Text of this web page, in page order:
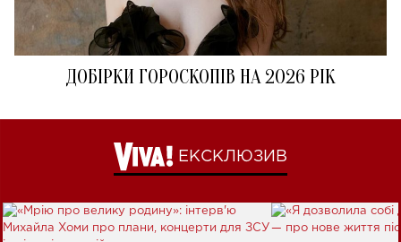
ДОБІРКИ ГОРОСКОПІВ НА 2026 РІК
ЕКСКЛЮЗИВ